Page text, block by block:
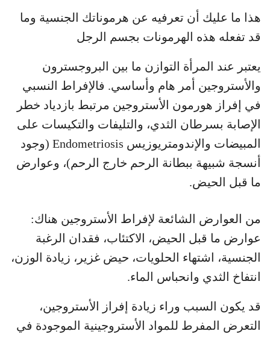
هذا ما عليك أن تعرفيه عن هرموناتك الجنسية وما
قد تفعله هذه الهرمونات بجسم الرجل
يعتبر عند المرأة التوازن ما بين البروجسترون
والأستروجين أمر هام وأساسي. فالإفراط النسبي
في إفراز هورمون الأستروجين مرتبط بازدياد خطر
الإصابة بسرطان الثدي، والتليفات والتكيسات على
المبيضات والإندومتريوزيس Endometriosis (وجود
أنسجة شبيهة ببطانة الرحم خارج الرحم)، وعوارض
ما قبل الحيض.
من العوارض الشائعة لإفراط الأستروجين هناك:
عوارض ما قبل الحيض، الاكتئاب، فقدان الرغبة
الجنسية، اشتهاء الحلويات، حيض غزير، زيادة الوزن،
انتفاخ الثدي وانحباس الماء.
قد يكون السبب وراء زيادة إفراز الأستروجين،
التعرض المفرط للمواد الأستروجينية الموجودة في